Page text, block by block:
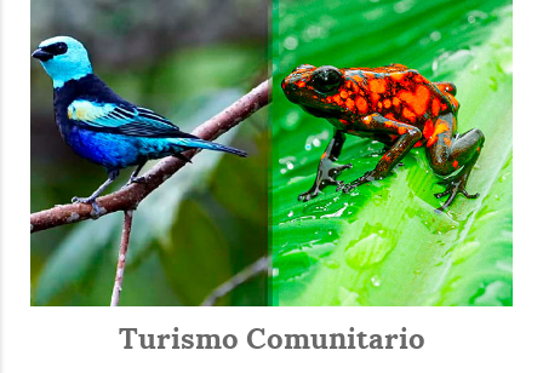
Turismo Comunitario